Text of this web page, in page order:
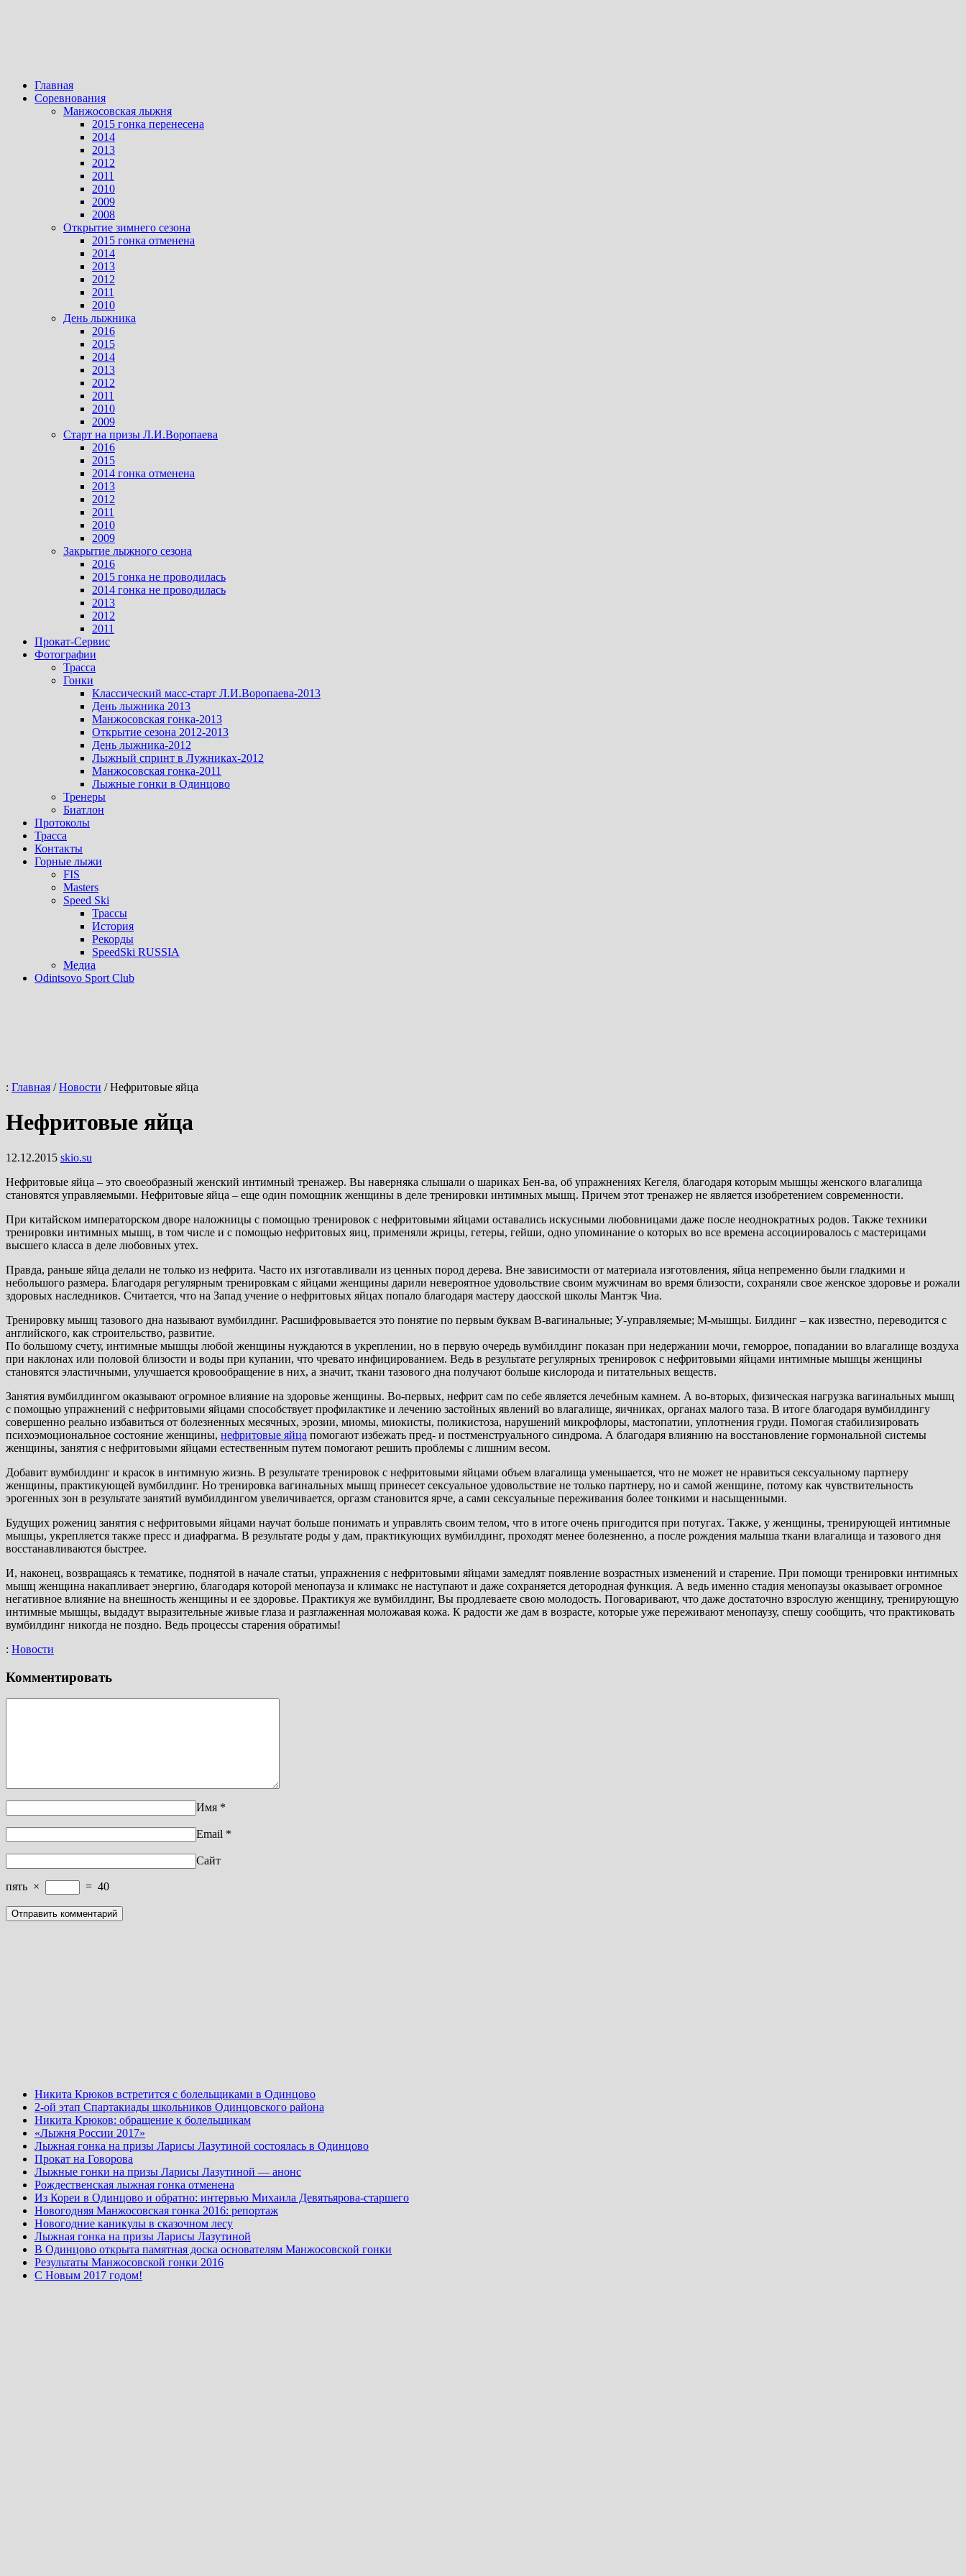
Главная
Соревнования
Манжосовская лыжня
2015 гонка перенесена
2014
2013
2012
2011
2010
2009
2008
Открытие зимнего сезона
2015 гонка отменена
2014
2013
2012
2011
2010
День лыжника
2016
2015
2014
2013
2012
2011
2010
2009
Старт на призы Л.И.Воропаева
2016
2015
2014 гонка отменена
2013
2012
2011
2010
2009
Закрытие лыжного сезона
2016
2015 гонка не проводилась
2014 гонка не проводилась
2013
2012
2011
Прокат-Сервис
Фотографии
Трасса
Гонки
Классический масс-старт Л.И.Воропаева-2013
День лыжника 2013
Манжосовская гонка-2013
Открытие сезона 2012-2013
День лыжника-2012
Лыжный спринт в Лужниках-2012
Манжосовская гонка-2011
Лыжные гонки в Одинцово
Тренеры
Биатлон
Протоколы
Трасса
Контакты
Горные лыжи
FIS
Masters
Speed Ski
Трассы
История
Рекорды
SpeedSki RUSSIA
Медиа
Odintsovo Sport Club
: Главная / Новости /Нефритовые яйца
Нефритовые яйца
12.12.2015 skio.su
Нефритовые яйца – это своеобразный женский интимный тренажер. Вы наверняка слышали о шариках Бен-ва, об упражнениях Кегеля, благодаря которым мышцы женского влагалища
становятся управляемыми. Нефритовые яйца – еще один помощник женщины в деле тренировки интимных мышц. Причем этот тренажер не является изобретением современности.
При китайском императорском дворе наложницы с помощью тренировок с нефритовыми яйцами оставались искусными любовницами даже после неоднократных родов. Также техники
тренировки интимных мышц, в том числе и с помощью нефритовых яиц, применяли жрицы, гетеры, гейши, одно упоминание о которых во все времена ассоциировалось с мастерицами
высшего класса в деле любовных утех.
Правда, раньше яйца делали не только из нефрита. Часто их изготавливали из ценных пород дерева. Вне зависимости от материала изготовления, яйца непременно были гладкими и
небольшого размера. Благодаря регулярным тренировкам с яйцами женщины дарили невероятное удовольствие своим мужчинам во время близости, сохраняли свое женское здоровье и рожали
здоровых наследников. Считается, что на Запад учение о нефритовых яйцах попало благодаря мастеру даосской школы Мантэк Чиа.
Тренировку мышц тазового дна называют вумбилдинг. Расшифровывается это понятие по первым буквам В-вагинальные; У-управляемые; М-мышцы. Билдинг – как известно, переводится с
английского, как строительство, развитие.
По большому счету, интимные мышцы любой женщины нуждаются в укреплении, но в первую очередь вумбилдинг показан при недержании мочи, геморрое, попадании во влагалище воздуха
при наклонах или половой близости и воды при купании, что чревато инфицированием. Ведь в результате регулярных тренировок с нефритовыми яйцами интимные мышцы женщины
становятся эластичными, улучшается кровообращение в них, а значит, ткани тазового дна получают больше кислорода и питательных веществ.
Занятия вумбилдингом оказывают огромное влияние на здоровье женщины. Во-первых, нефрит сам по себе является лечебным камнем. А во-вторых, физическая нагрузка вагинальных мышц
с помощью упражнений с нефритовыми яйцами способствует профилактике и лечению застойных явлений во влагалище, яичниках, органах малого таза. В итоге благодаря вумбилдингу
совершенно реально избавиться от болезненных месячных, эрозии, миомы, миокисты, поликистоза, нарушений микрофлоры, мастопатии, уплотнения груди. Помогая стабилизировать
психоэмоциональное состояние женщины, нефритовые яйца помогают избежать пред- и постменструального синдрома. А благодаря влиянию на восстановление гормональной системы
женщины, занятия с нефритовыми яйцами естественным путем помогают решить проблемы с лишним весом.
Добавит вумбилдинг и красок в интимную жизнь. В результате тренировок с нефритовыми яйцами объем влагалища уменьшается, что не может не нравиться сексуальному партнеру
женщины, практикующей вумбилдинг. Но тренировка вагинальных мышц принесет сексуальное удовольствие не только партнеру, но и самой женщине, потому как чувствительность
эрогенных зон в результате занятий вумбилдингом увеличивается, оргазм становится ярче, а сами сексуальные переживания более тонкими и насыщенными.
Будущих рожениц занятия с нефритовыми яйцами научат больше понимать и управлять своим телом, что в итоге очень пригодится при потугах. Также, у женщины, тренирующей интимные
мышцы, укрепляется также пресс и диафрагма. В результате роды у дам, практикующих вумбилдинг, проходят менее болезненно, а после рождения малыша ткани влагалища и тазового дня
восстанавливаются быстрее.
И, наконец, возвращаясь к тематике, поднятой в начале статьи, упражнения с нефритовыми яйцами замедлят появление возрастных изменений и старение. При помощи тренировки интимных
мышц женщина накапливает энергию, благодаря которой менопауза и климакс не наступают и даже сохраняется детородная функция. А ведь именно стадия менопаузы оказывает огромное
негативное влияние на внешность женщины и ее здоровье. Практикуя же вумбилдинг, Вы продлеваете свою молодость. Поговаривают, что даже достаточно взрослую женщину, тренирующую
интимные мышцы, выдадут выразительные живые глаза и разглаженная моложавая кожа. К радости же дам в возрасте, которые уже переживают менопаузу, спешу сообщить, что практиковать
вумбилдинг никогда не поздно. Ведь процессы старения обратимы!
: Новости
Комментировать
Имя *
Email *
Сайт
пять × = 40
Никита Крюков встретится с болельщиками в Одинцово
2-ой этап Спартакиады школьников Одинцовского района
Никита Крюков: обращение к болельщикам
«Лыжня России 2017»
Лыжная гонка на призы Ларисы Лазутиной состоялась в Одинцово
Прокат на Говорова
Лыжные гонки на призы Ларисы Лазутиной — анонс
Рождественская лыжная гонка отменена
Из Кореи в Одинцово и обратно: интервью Михаила Девятьярова-старшего
Новогодняя Манжосовская гонка 2016: репортаж
Новогодние каникулы в сказочном лесу
Лыжная гонка на призы Ларисы Лазутиной
В Одинцово открыта памятная доска основателям Манжосовской гонки
Результаты Манжосовской гонки 2016
С Новым 2017 годом!